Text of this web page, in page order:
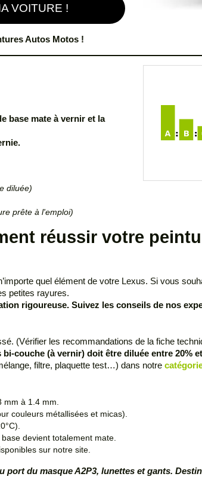
VOITURE !
Autos Motos !
base mate à vernir et la
diluée)
prête à l'emploi)
réussir votre
quel élément de votre Lexus. Si vous
petites rayures.
rigoureuse. Suivez les conseils de nos
(Vérifier les recommandations de la fiche
couche (à vernir) doit être diluée entre 20%
filtre, plaquette test…) dans notre
à 1.4 mm.
couleurs métallisées et micas).
devient totalement mate.
sur notre site.
du masque A2P3, lunettes et gants.